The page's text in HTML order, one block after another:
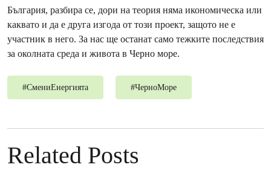
България, разбира се, дори на теория няма икономическа или
каквато и да е друга изгода от този проект, защото не е
участник в него. За нас ще останат само тежките последствия
за околната среда и живота в Черно море.
#СмениЕнергията #ЧерноМоре
Related Posts